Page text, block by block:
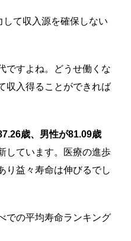
て収入源を確保しない
ですよね。どうせ働くな
収入得ることができれば
歳、男性が81.09歳
しています。医療の進歩
り益々寿命は伸びるでし
での平均寿命ランキング